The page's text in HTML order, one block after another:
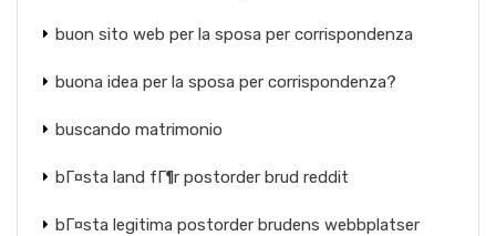
buon sito web per la sposa per corrispondenza
buona idea per la sposa per corrispondenza?
buscando matrimonio
bГ¤sta land fГ¶r postorder brud reddit
bГ¤sta legitima postorder brudens webbplatser